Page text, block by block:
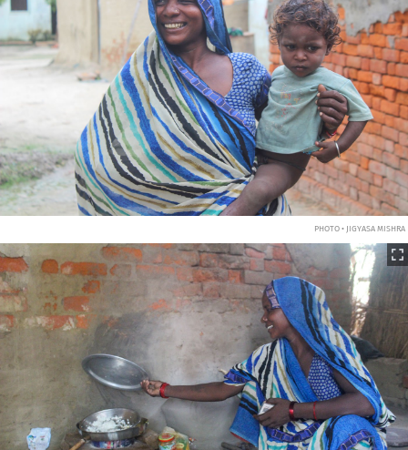
PHOTO • JIGYASA MISHRA